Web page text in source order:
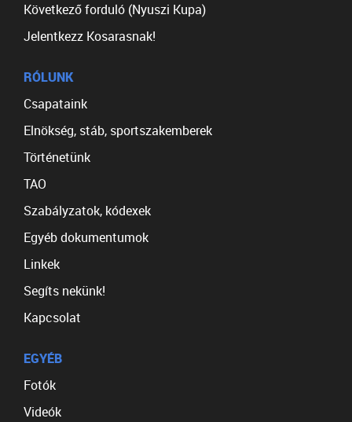
Következő forduló (Nyuszi Kupa)
Jelentkezz Kosarasnak!
RÓLUNK
Csapataink
Elnökség, stáb, sportszakemberek
Történetünk
TAO
Szabályzatok, kódexek
Egyéb dokumentumok
Linkek
Segíts nekünk!
Kapcsolat
EGYÉB
Fotók
Videók